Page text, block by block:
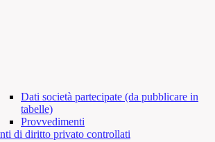
Dati società partecipate (da pubblicare in
tabelle)
Provvedimenti
di diritto privato controllati